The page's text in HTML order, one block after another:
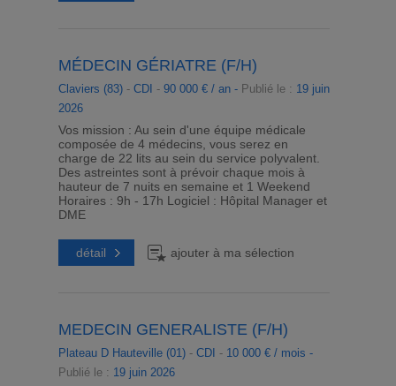
MÉDECIN GÉRIATRE (F/H)
Claviers (83)- CDI - 90 000 € / an - Publié le : 19 juin
2026
Vos mission : Au sein d'une équipe médicale
composée de 4 médecins, vous serez en
charge de 22 lits au sein du service polyvalent.
Des astreintes sont à prévoir chaque mois à
hauteur de 7 nuits en semaine et 1 Weekend
Horaires : 9h - 17h Logiciel : Hôpital Manager et
DME
détail ajouter à ma sélection
MEDECIN GENERALISTE (F/H)
Plateau D Hauteville (01)- CDI - 10 000 € / mois -
Publié le : 19 juin 2026